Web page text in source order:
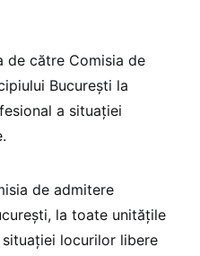
de către Comisia de
București la
a situației
de admitere
la toate unitățile
locurilor libere